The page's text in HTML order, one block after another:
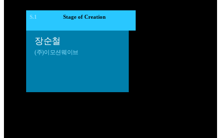
S.1 Stage of Creation
장순철
(주)이모션웨이브